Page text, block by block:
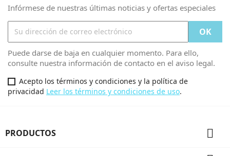
Infórmese de nuestras últimas noticias y ofertas especiales
Puede darse de baja en cualquier momento. Para ello,
consulte nuestra información de contacto en el aviso legal.
Acepto los términos y condiciones y la política de
privacidad Leer los términos y condiciones de uso.
PRODUCTOS 